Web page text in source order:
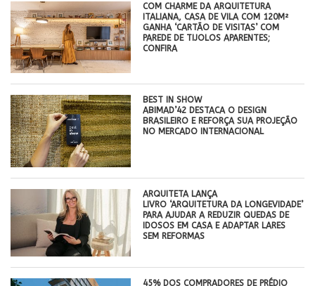
COM CHARME DA ARQUITETURA
ITALIANA, CASA DE VILA COM 120M²
GANHA ‘CARTÃO DE VISITAS’ COM
PAREDE DE TIJOLOS APARENTES;
CONFIRA
BEST IN SHOW
ABIMAD’42 DESTACA O DESIGN
BRASILEIRO E REFORÇA SUA PROJEÇÃO
NO MERCADO INTERNACIONAL
ARQUITETA LANÇA
LIVRO ‘ARQUITETURA DA LONGEVIDADE’
PARA AJUDAR A REDUZIR QUEDAS DE
IDOSOS EM CASA E ADAPTAR LARES
SEM REFORMAS
45% DOS COMPRADORES DE PRÉDIO